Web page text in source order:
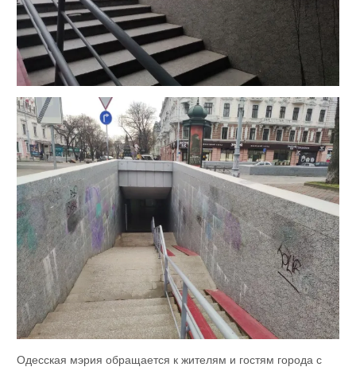
Одесская мэрия обращается к жителям и гостям города с